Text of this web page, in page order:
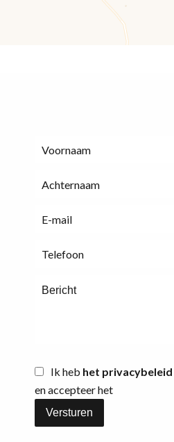
Ik heb het privacybeleid
en accepteer het
Versturen